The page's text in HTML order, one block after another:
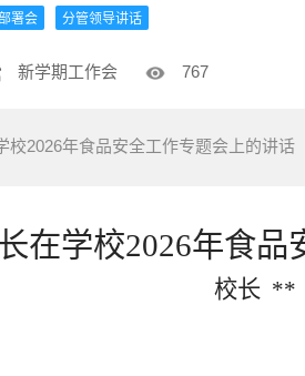
署会 分管领导讲话
新学期工作会 767
校2026年食品安全工作专题会上的讲话
在学校2026年食品
校长 **